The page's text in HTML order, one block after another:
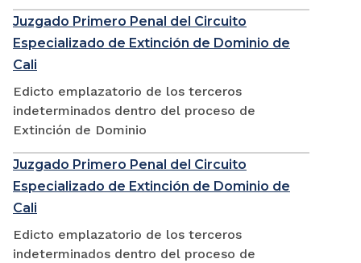
Juzgado Primero Penal del Circuito
Especializado de Extinción de Dominio de
Cali
Edicto emplazatorio de los terceros
indeterminados dentro del proceso de
Extinción de Dominio
Juzgado Primero Penal del Circuito
Especializado de Extinción de Dominio de
Cali
Edicto emplazatorio de los terceros
indeterminados dentro del proceso de